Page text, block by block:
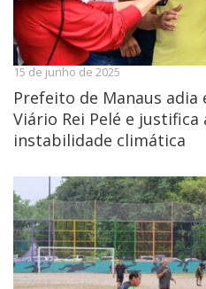
15 de junho de 2025
Prefeito de Manaus
Viário Rei Pelé e
instabilidade climática